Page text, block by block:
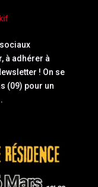
à adhérer à
! On se
(09) pour un